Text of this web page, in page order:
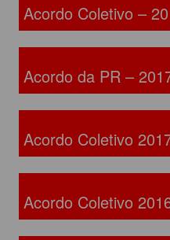
Acordo Coletivo –
Acordo da PR –
Acordo Coletivo
Acordo Coletivo